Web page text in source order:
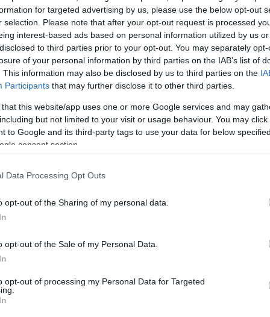
for targeted advertising by us, please use the below opt-out
selection. Please note that after your opt-out request is processed
interest-based ads based on personal information utilized by us
to third parties prior to your opt-out. You may separately
of your personal information by third parties on the IAB’s list of
This information may also be disclosed by us to third parties on the
Participants that may further disclose it to other third parties.
that this website/app uses one or more Google services and may
but not limited to your visit or usage behaviour. You may
to Google and its third-party tags to use your data for below
consent section.
Data Processing Opt Outs
opt-out of the Sharing of my personal data.
opt-out of the Sale of my Personal Data.
opt-out of processing my Personal Data for Targeted
ότι η
πηγή της
ότι